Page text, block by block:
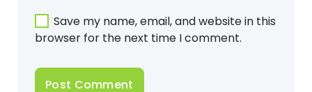
Save my name, email, and website in this
browser for the next time I comment.